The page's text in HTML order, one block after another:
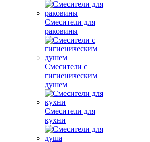
Смесители для
раковины
Смесители с
гигиеническим
душем
Смесители для
кухни